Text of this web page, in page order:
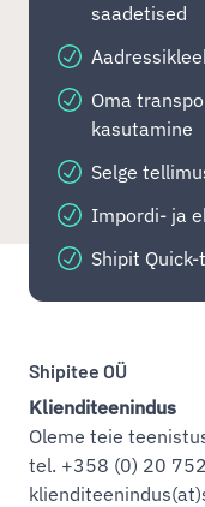
saadetised
Oma
kasutamine
Selge
Impordi- ja
Shipit
Shipitee OÜ
Klienditeenindus
Oleme teie
tel. +358 (0) 20